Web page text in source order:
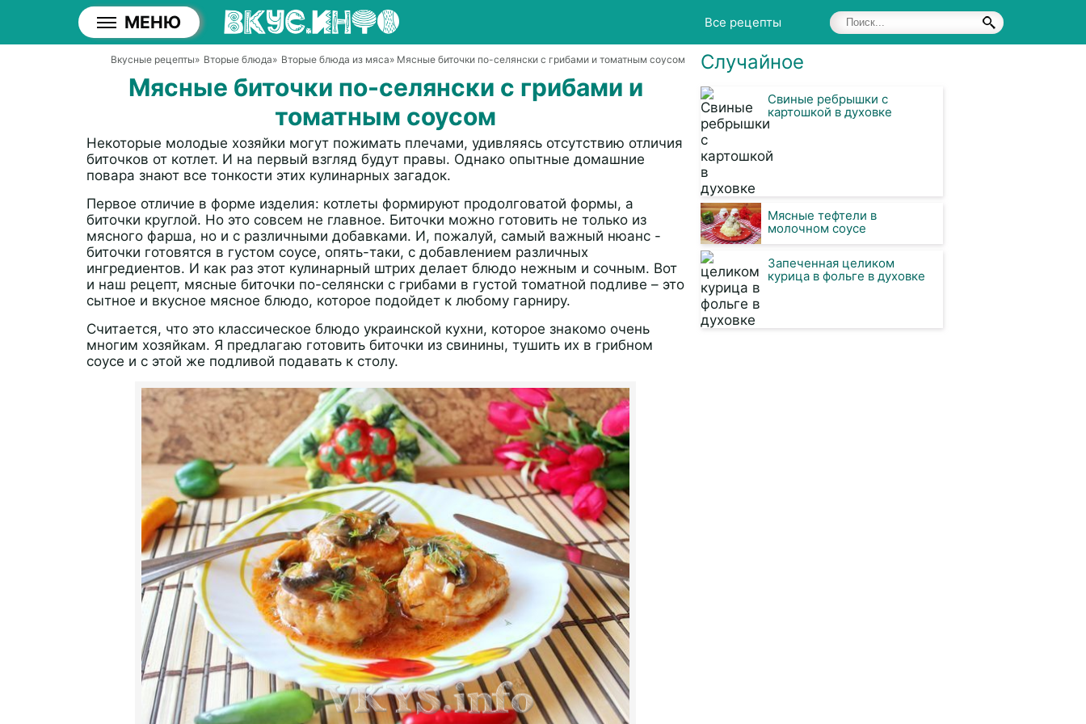
МЕНЮ Все рецепты
Вкусные рецепты» Вторые блюда» Вторые блюда из мяса» Мясные биточки по-селянски с грибами и томатным соусом
Мясные биточки по-селянски с грибами и
томатным соусом
Некоторые молодые хозяйки могут пожимать плечами, удивляясь отсутствию отличия
биточков от котлет. И на первый взгляд будут правы. Однако опытные домашние
повара знают все тонкости этих кулинарных загадок.
Первое отличие в форме изделия: котлеты формируют продолговатой формы, а
биточки круглой. Но это совсем не главное. Биточки можно готовить не только из
мясного фарша, но и с различными добавками. И, пожалуй, самый важный нюанс -
биточки готовятся в густом соусе, опять-таки, с добавлением различных
ингредиентов. И как раз этот кулинарный штрих делает блюдо нежным и сочным. Вот
и наш рецепт, мясные биточки по-селянски с грибами в густой томатной подливе – это
сытное и вкусное мясное блюдо, которое подойдет к любому гарниру.
Считается, что это классическое блюдо украинской кухни, которое знакомо очень
многим хозяйкам. Я предлагаю готовить биточки из свинины, тушить их в грибном
соусе и с этой же подливой подавать к столу.
Случайное
Свиные ребрышки с
картошкой в духовке
Мясные тефтели в
молочном соусе
Запеченная целиком
курица в фольге в духовке